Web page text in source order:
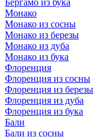
Бергамо из бука
Монако
Монако из сосны
Монако из березы
Монако из дуба
Монако из бука
Флоренция
Флоренция из сосны
Флоренция из березы
Флоренция из дуба
Флоренция из бука
Бали
Бали из сосны